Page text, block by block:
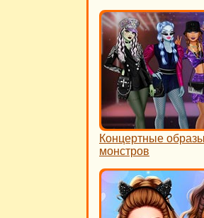
Концертные
монстров